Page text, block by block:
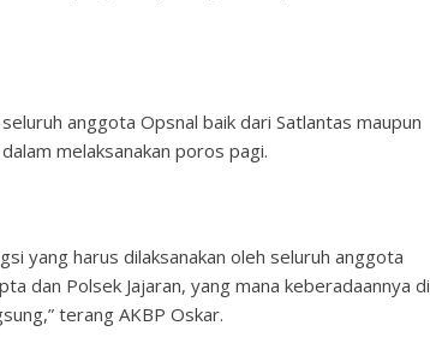
anggota Opsnal baik dari Satlantas maupun
melaksanakan poros pagi.
yang harus dilaksanakan oleh seluruh anggota
dan Polsek Jajaran, yang mana keberadaannya di
terang AKBP Oskar.